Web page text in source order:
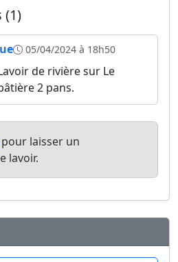
(1)
05/04/2024 à 18h50
de rivière sur Le
2 pans.
pour laisser un
lavoir.